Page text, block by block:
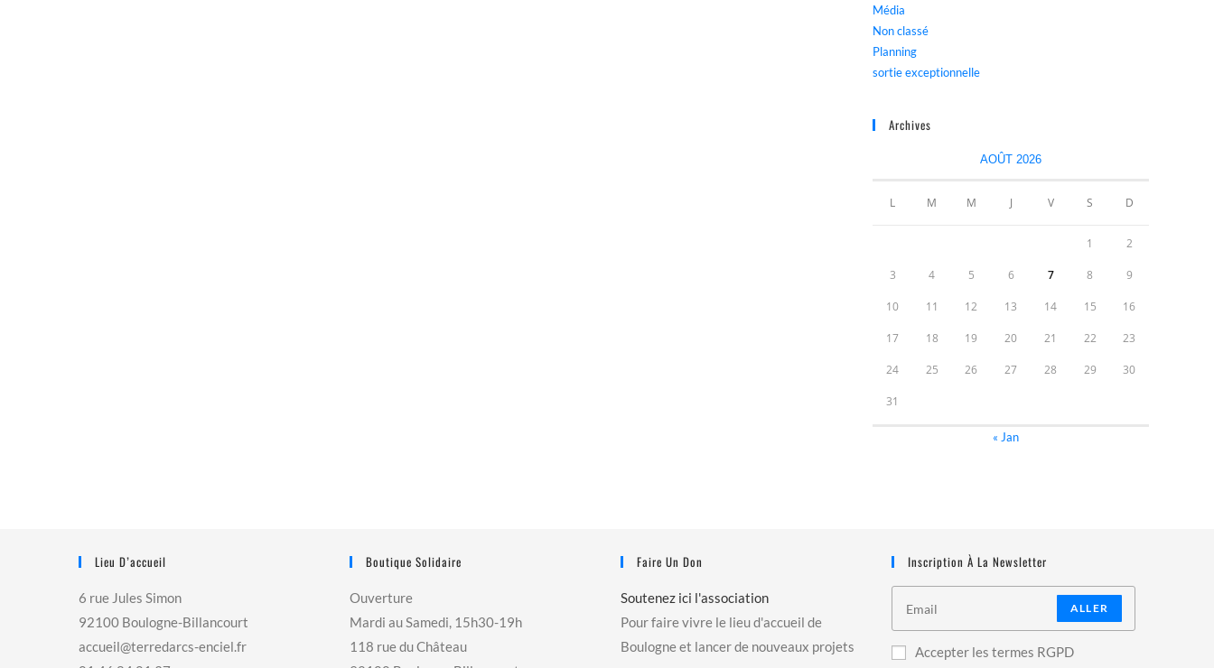
Média
Non classé
Planning
sortie exceptionnelle
Archives
AOÛT 2026
L M M J V S D
1 2
3 4 5 6 7 8 9
10 11 12 13 14 15 16
17 18 19 20 21 22 23
24 25 26 27 28 29 30
31
« Jan
Lieu D’accueil
6 rue Jules Simon
92100 Boulogne-Billancourt
accueil@terredarcs-enciel.fr
Boutique Solidaire
Ouverture
Mardi au Samedi, 15h30-19h
118 rue du Château
Faire Un Don
Soutenez ici l'association
Pour faire vivre le lieu d'accueil de
Boulogne et lancer de nouveaux projets
Inscription À La Newsletter
ALLER
Accepter les termes RGPD